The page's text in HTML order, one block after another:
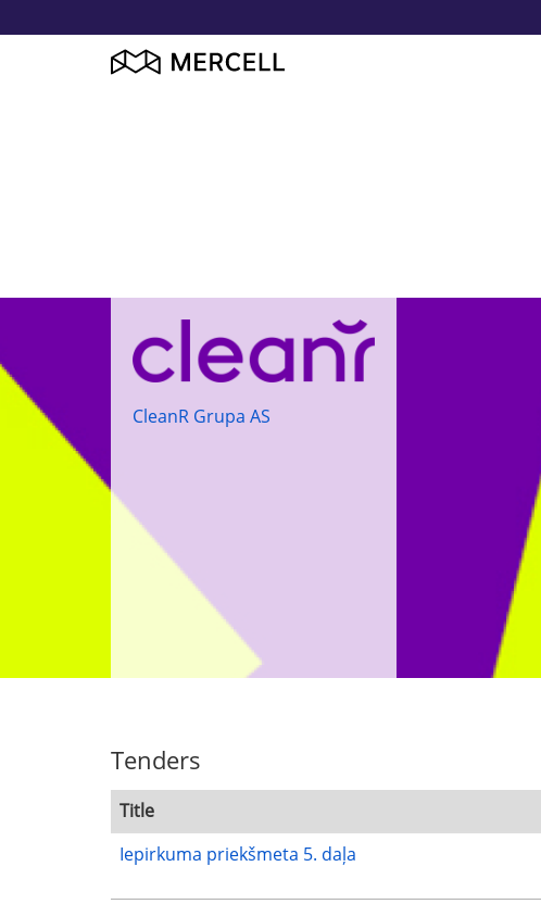
CleanR Grupa AS
Tenders
Title
Iepirkuma priekšmeta 5. daļa